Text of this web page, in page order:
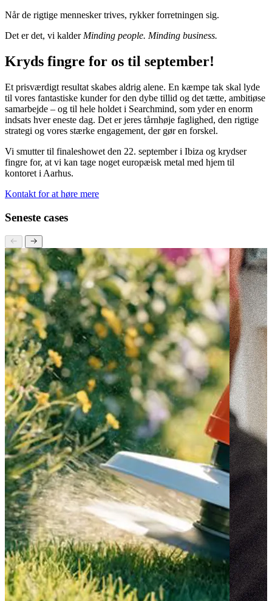
Når de rigtige mennesker trives, rykker forretningen sig.
Det er det, vi kalder Minding people. Minding business.
Kryds fingre for os til september!
Et prisværdigt resultat skabes aldrig alene. En kæmpe tak skal lyde
til vores fantastiske kunder for den dybe tillid og det tætte, ambitiøse
samarbejde – og til hele holdet i Searchmind, som yder en enorm
indsats hver eneste dag. Det er jeres tårnhøje faglighed, den rigtige
strategi og vores stærke engagement, der gør en forskel.
Vi smutter til finaleshowet den 22. september i Ibiza og krydser
fingre for, at vi kan tage noget europæisk metal med hjem til
kontoret i Aarhus.
Kontakt for at høre mere
Seneste cases